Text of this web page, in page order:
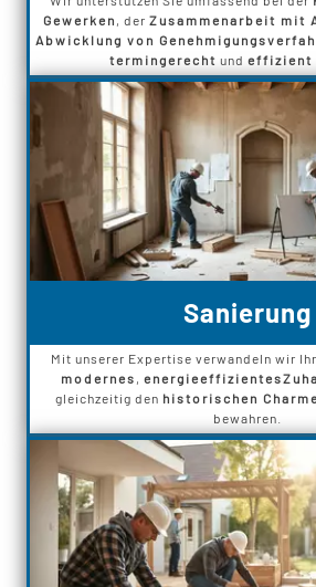
Gewerken , der Zusammenarbeit mit
Abwicklung von
termingerecht undeffizient
Sanierung
Mit unserer Expertise verwandeln wir
modernes , energieeffizientes
gleichzeitig den historischen
bewahren.